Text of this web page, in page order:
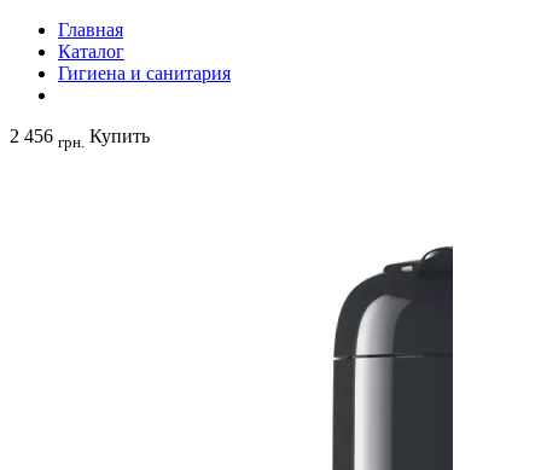
Главная
Каталог
Гигиена и санитария
2 456 грн. Купить